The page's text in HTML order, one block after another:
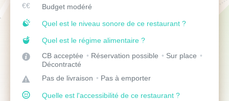
Budget modéré
Quel est le niveau sonore de ce restaurant ?
Quel est le régime alimentaire ?
CB acceptée
Réservation possible
Sur place
Décontracté
Pas de livraison
Pas à emporter
Quelle est l'accessibilité de ce restaurant ?